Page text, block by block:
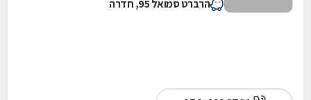
הרברט סמואל 95, חדרה